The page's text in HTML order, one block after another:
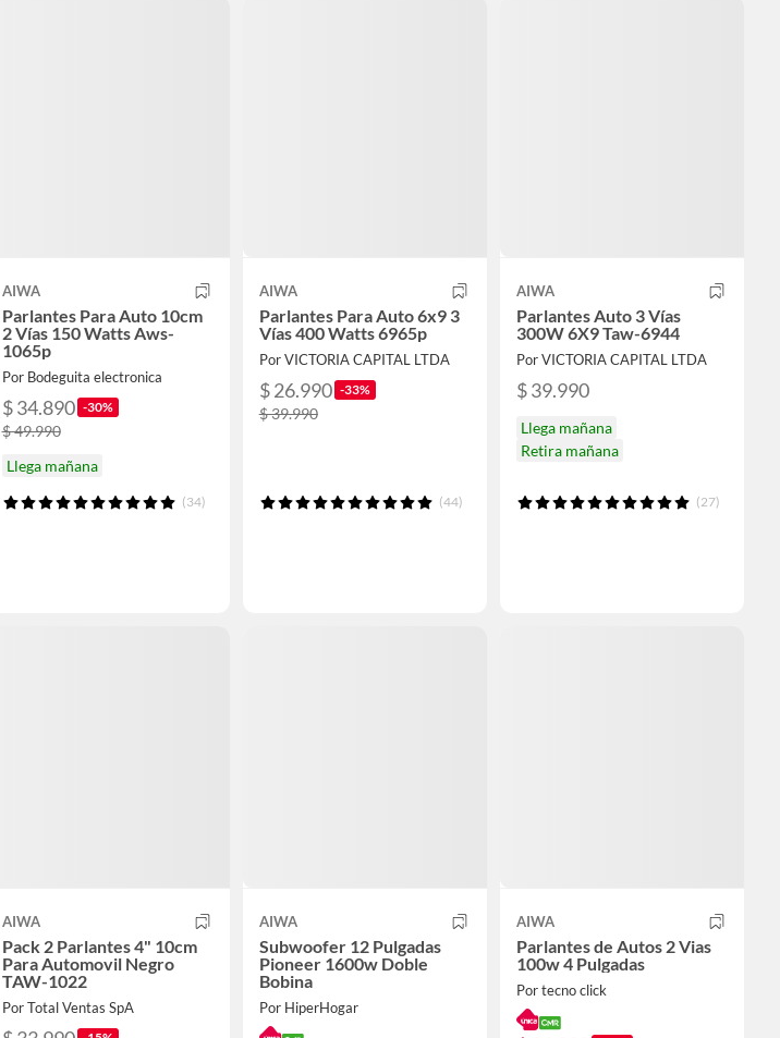
AIWA
Parlantes Para Auto 10cm
2 Vías 150 Watts Aws-
1065p
Por Bodeguita electronica
$ 34.890 -30%
$ 49.990
Llega mañana
(34)
AIWA
Parlantes Para Auto 6x9 3
Vías 400 Watts 6965p
Por VICTORIA CAPITAL LTDA
$ 26.990 -33%
$ 39.990
(44)
AIWA
Parlantes Auto 3 Vías
300W 6X9 Taw-6944
Por VICTORIA CAPITAL LTDA
$ 39.990
Llega mañana
Retira mañana
(27)
AIWA
Pack 2 Parlantes 4" 10cm
Para Automovil Negro
TAW-1022
Por Total Ventas SpA
AIWA
Subwoofer 12 Pulgadas
Pioneer 1600w Doble
Bobina
Por HiperHogar
AIWA
Parlantes de Autos 2 Vias
100w 4 Pulgadas
Por tecno click